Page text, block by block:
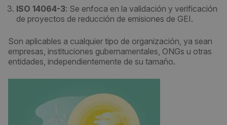
ISO 14064-3: Se enfoca en la validación y verificación
de proyectos de reducción de emisiones de GEI.
Son aplicables a cualquier tipo de organización, ya sean
empresas, instituciones gubernamentales, ONGs u otras
entidades, independientemente de su tamaño.